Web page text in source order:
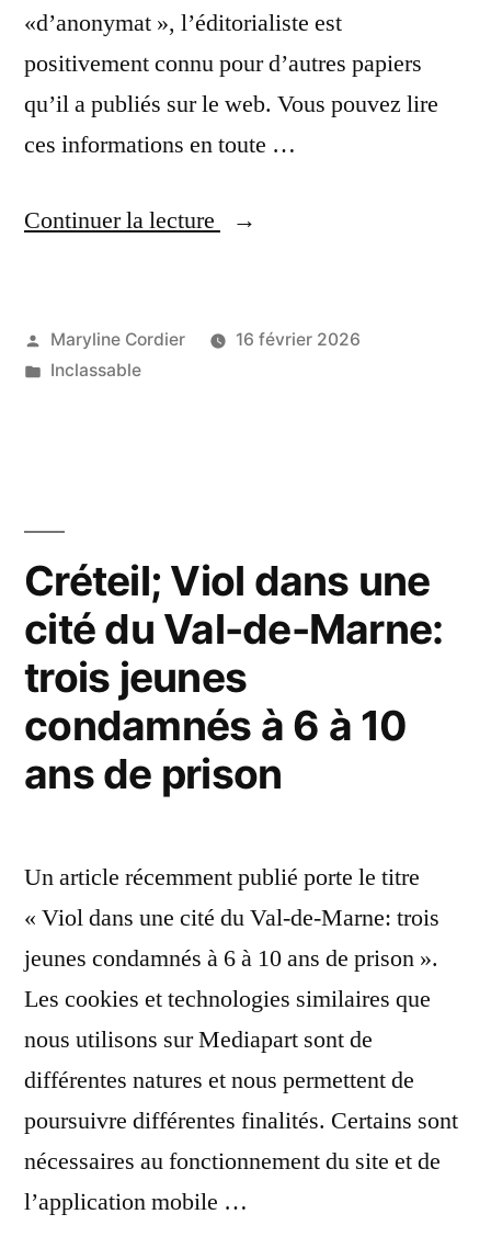
«d’anonymat », l’éditorialiste est
positivement connu pour d’autres papiers
qu’il a publiés sur le web. Vous pouvez lire
ces informations en toute …
Continuer la lecture
« Pour
cet
automobile
de
proximité
à
Latour-
Bas-
Publié
par
Maryline Cordier
16 février 2026
Publié
Inclassable
Créteil; Viol dans une
cité du Val-de-Marne:
trois jeunes
condamnés à 6 à 10
ans de prison
Un article récemment publié porte le titre
« Viol dans une cité du Val-de-Marne: trois
jeunes condamnés à 6 à 10 ans de prison ».
Les cookies et technologies similaires que
nous utilisons sur Mediapart sont de
différentes natures et nous permettent de
poursuivre différentes finalités. Certains sont
nécessaires au fonctionnement du site et de
l’application mobile …